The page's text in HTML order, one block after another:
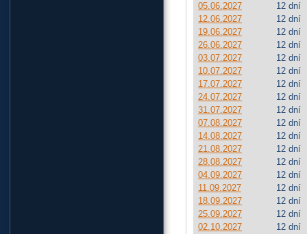
05.06.2027
12 dní
12.06.2027
12 dní
19.06.2027
12 dní
26.06.2027
12 dní
03.07.2027
12 dní
10.07.2027
12 dní
17.07.2027
12 dní
24.07.2027
12 dní
31.07.2027
12 dní
07.08.2027
12 dní
14.08.2027
12 dní
21.08.2027
12 dní
28.08.2027
12 dní
04.09.2027
12 dní
11.09.2027
12 dní
18.09.2027
12 dní
25.09.2027
12 dní
02.10.2027
12 dní